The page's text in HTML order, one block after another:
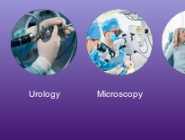
Urology Microscopy